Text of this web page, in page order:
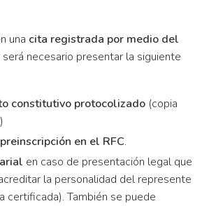
una cita registrada por medio del
necesario presentar la siguiente
constitutivo protocolizado (copia
en el RFC.
en caso de presentación legal que
la personalidad del represente
certificada). También se puede